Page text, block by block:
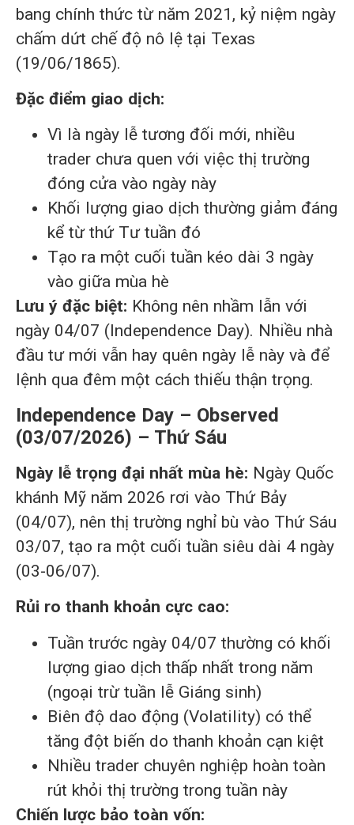
bang chính thức từ năm 2021, kỷ niệm ngày
chấm dứt chế độ nô lệ tại Texas
(19/06/1865).
Đặc điểm giao dịch:
Vì là ngày lễ tương đối mới, nhiều
trader chưa quen với việc thị trường
đóng cửa vào ngày này
Khối lượng giao dịch thường giảm đáng
kể từ thứ Tư tuần đó
Tạo ra một cuối tuần kéo dài 3 ngày
vào giữa mùa hè
Lưu ý đặc biệt: Không nên nhầm lẫn với
ngày 04/07 (Independence Day). Nhiều nhà
đầu tư mới vẫn hay quên ngày lễ này và để
lệnh qua đêm một cách thiếu thận trọng.
Independence Day – Observed
(03/07/2026) – Thứ Sáu
Ngày lễ trọng đại nhất mùa hè: Ngày Quốc
khánh Mỹ năm 2026 rơi vào Thứ Bảy
(04/07), nên thị trường nghỉ bù vào Thứ Sáu
03/07, tạo ra một cuối tuần siêu dài 4 ngày
(03-06/07).
Rủi ro thanh khoản cực cao:
Tuần trước ngày 04/07 thường có khối
lượng giao dịch thấp nhất trong năm
(ngoại trừ tuần lễ Giáng sinh)
Biên độ dao động (Volatility) có thể
tăng đột biến do thanh khoản cạn kiệt
Nhiều trader chuyên nghiệp hoàn toàn
rút khỏi thị trường trong tuần này
Chiến lược bảo toàn vốn: